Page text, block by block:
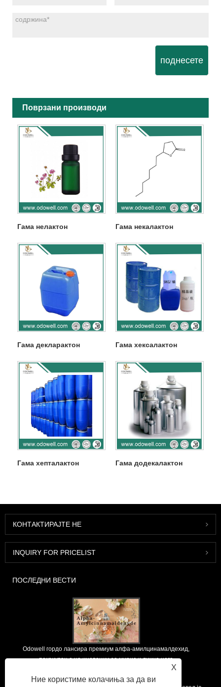
поднесете
Поврзани производи
Гама нелактон Гама некалактон
Гама декларактон Гама хексалактон
Гама хепталактон Гама додекалактон
КОНТАКТИРАЈТЕ НЕ
INQUIRY FOR PRICELIST
ПОСЛЕДНИ ВЕСТИ
Odowell гордо лансира премиум алфа-амилцинамалдехид,
покачување на иновации за мирис и лична нега
X
Ние користиме колачиња за да ви